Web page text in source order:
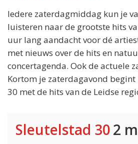
Iedere zaterdagmiddag kun je
luisteren naar de grootste hits
uur lang aandacht voor dé
met nieuws over de hits en
concertagenda. Ook de actuele
Kortom je zaterdagavond
30 met de hits van de Leidse
Sleutelstad 302